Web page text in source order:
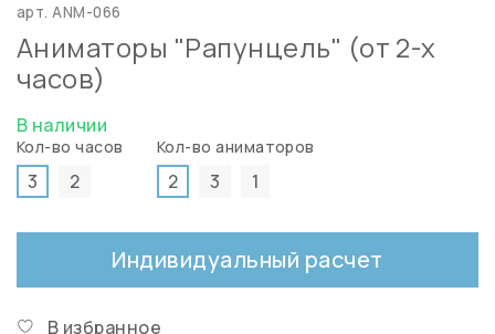
арт.ANM-066
Аниматоры "Рапунцель" (от 2-х
часов)
В наличии
Кол-во часов
3 2
Кол-во аниматоров
2 3 1
Индивидуальный расчет
В избранное